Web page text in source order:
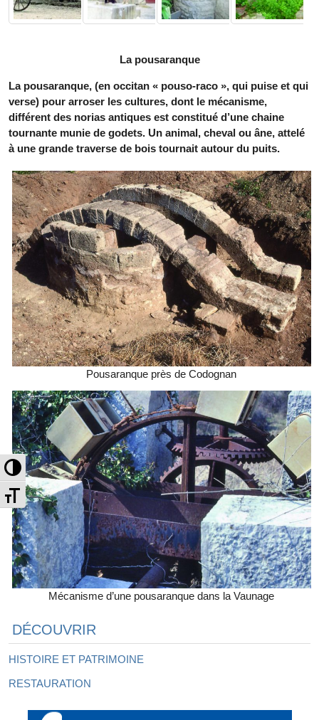
Passer en contraste élevé
Changer la taille de la police
La pousaranque
La pousaranque, (en occitan « pouso-raco », qui puise et qui
verse) pour arroser les cultures, dont le mécanisme,
différent des norias antiques est constitué d’une chaine
tournante munie de godets. Un animal, cheval ou âne, attelé
à une grande traverse de bois tournait autour du puits.
Pousaranque près de Codognan
Mécanisme d’une pousaranque dans la Vaunage
DÉCOUVRIR
HISTOIRE ET PATRIMOINE
RESTAURATION